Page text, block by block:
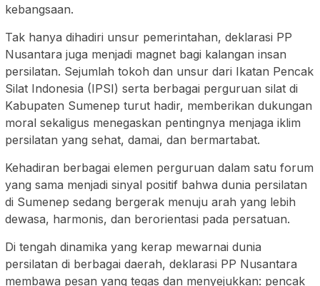
kebangsaan.
Tak hanya dihadiri unsur pemerintahan, deklarasi PP
Nusantara juga menjadi magnet bagi kalangan insan
persilatan. Sejumlah tokoh dan unsur dari Ikatan Pencak
Silat Indonesia (IPSI) serta berbagai perguruan silat di
Kabupaten Sumenep turut hadir, memberikan dukungan
moral sekaligus menegaskan pentingnya menjaga iklim
persilatan yang sehat, damai, dan bermartabat.
Kehadiran berbagai elemen perguruan dalam satu forum
yang sama menjadi sinyal positif bahwa dunia persilatan
di Sumenep sedang bergerak menuju arah yang lebih
dewasa, harmonis, dan berorientasi pada persatuan.
Di tengah dinamika yang kerap mewarnai dunia
persilatan di berbagai daerah, deklarasi PP Nusantara
membawa pesan yang tegas dan menyejukkan: pencak